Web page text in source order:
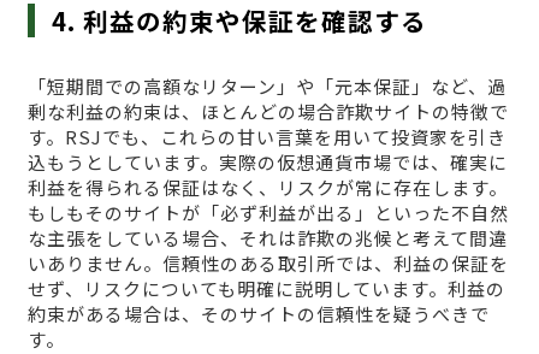
4. 利益の約束や保証を確認する
「短期間での高額なリターン」や「元本保証」など、過
剰な利益の約束は、ほとんどの場合詐欺サイトの特徴で
す。RSJでも、これらの甘い言葉を用いて投資家を引き
込もうとしています。実際の仮想通貨市場では、確実に
利益を得られる保証はなく、リスクが常に存在します。
もしもそのサイトが「必ず利益が出る」といった不自然
な主張をしている場合、それは詐欺の兆候と考えて間違
いありません。信頼性のある取引所では、利益の保証を
せず、リスクについても明確に説明しています。利益の
約束がある場合は、そのサイトの信頼性を疑うべきで
す。